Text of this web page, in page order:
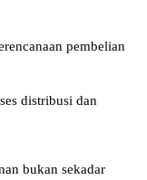
pembelian
distribusi dan
bukan sekadar